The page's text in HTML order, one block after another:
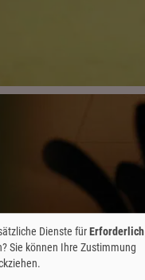
Dienste fürErforderlich
Sie können Ihre Zustimmung